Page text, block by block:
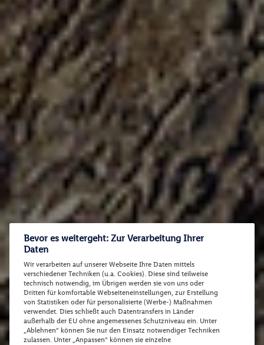
Bevor es weitergeht: Zur Verarbeitung Ihrer
Daten
Wir verarbeiten auf unserer Webseite Ihre Daten mittels
verschiedener Techniken (u.a. Cookies). Diese sind teilweise
technisch notwendig, im Übrigen werden sie von uns oder
Dritten für komfortable Webseiteneinstellungen, zur Erstellung
von Statistiken oder für personalisierte (Werbe-) Maßnahmen
verwendet. Dies schließt auch Datentransfers in Länder
außerhalb der EU ohne angemessenes Schutzniveau ein. Unter
„Ablehnen“ können Sie nur den Einsatz notwendiger Techniken
zulassen. Unter „Anpassen“ können sie einzelne